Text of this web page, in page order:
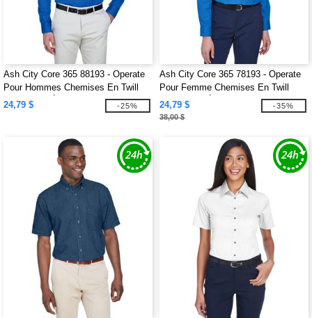
Ash City Core 365 88193 - Operate
Pour Hommes Chemises En Twill
Core 365™ À Manches Longues
24,79 $ -25%
Ash City Core 365 78193 - Operate
Pour Femme Chemises En Twill
Core 365™ À Manches Longues
24,79 $
38,00 $
-35%